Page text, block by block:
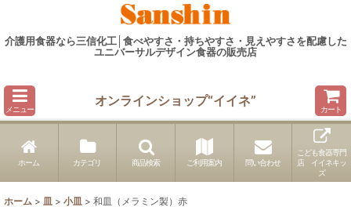
介護用食器なら三信化工│食べやすさ・持ちやすさ・見えやすさを配慮した
ユニバーサルデザイン食器の販売店
メニュー
オンラインショップ“イイネ”
カート
ホーム カテゴリ 商品検索 ご利用案内 問い合わせ
こども食器専門
店 イイネキッ
ズ
ホーム > 皿 > 小皿 > 和皿（メラミン製）赤